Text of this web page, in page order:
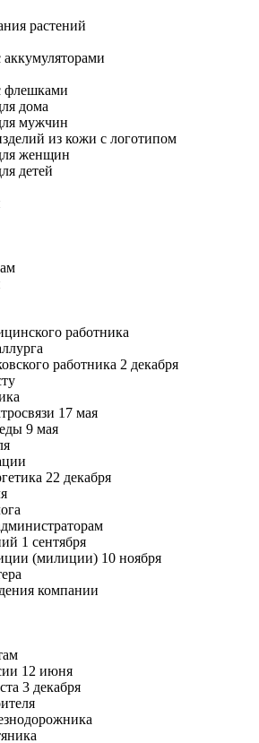
растений
флешками
дома
мужчин
из кожи с логотипом
женщин
детей
работника
работника 2 декабря
17 мая
9 мая
22 декабря
1 сентября
(милиции) 10 ноября
компании
12 июня
3 декабря